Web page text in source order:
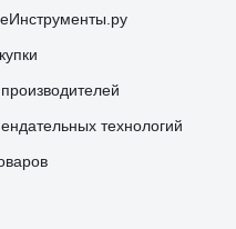
технологий